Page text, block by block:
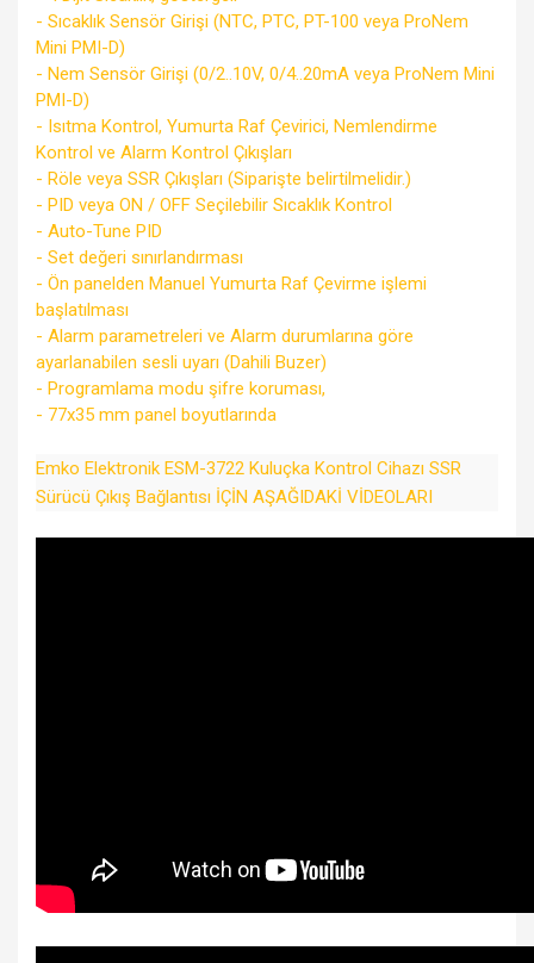
- Sıcaklık Sensör Girişi (NTC, PTC, PT-100 veya ProNem
Mini PMI-D)
- Nem Sensör Girişi (0/2..10V, 0/4..20mA veya ProNem Mini
PMI-D)
- Isıtma Kontrol, Yumurta Raf Çevirici, Nemlendirme
Kontrol ve Alarm Kontrol Çıkışları
- Röle veya SSR Çıkışları (Siparişte belirtilmelidir.)
- PID veya ON / OFF Seçilebilir Sıcaklık Kontrol
- Auto-Tune PID
- Set değeri sınırlandırması
- Ön panelden Manuel Yumurta Raf Çevirme işlemi
başlatılması
- Alarm parametreleri ve Alarm durumlarına göre
ayarlanabilen sesli uyarı (Dahili Buzer)
- Programlama modu şifre koruması,
- 77x35 mm panel boyutlarında
Emko Elektronik ESM-3722 Kuluçka Kontrol Cihazı SSR
Sürücü Çıkış Bağlantısı İÇİN AŞAĞIDAKİ VİDEOLARI